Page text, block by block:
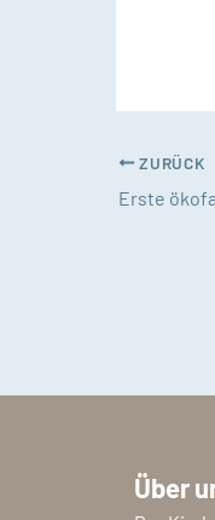
ZURÜCK
Erste
Über